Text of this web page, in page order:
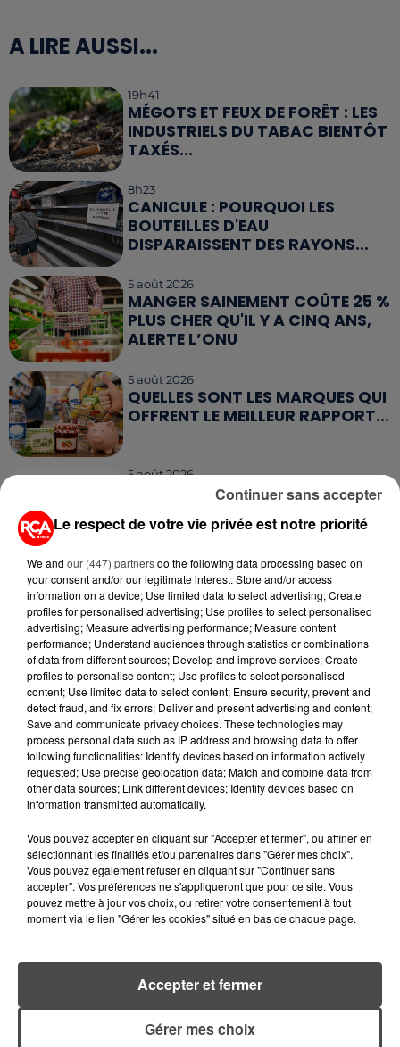
A LIRE AUSSI...
19h41
MÉGOTS ET FEUX DE FORÊT : LES
INDUSTRIELS DU TABAC BIENTÔT
TAXÉS...
8h23
CANICULE : POURQUOI LES
BOUTEILLES D'EAU
DISPARAISSENT DES RAYONS...
5 août 2026
MANGER SAINEMENT COÛTE 25 %
PLUS CHER QU'IL Y A CINQ ANS,
ALERTE L’ONU
5 août 2026
QUELLES SONT LES MARQUES QUI
OFFRENT LE MEILLEUR RAPPORT...
5 août 2026
MOUCHES : LES 5 RÉFLEXES À
L'INVASION CET ÉTÉ...
4 août 2026
ÉCLIPSE SOLAIRE DU 12 AOÛT : LA
RUÉE VERS LES LUNETTES DE...
RETROUVEZ TOUTE L'ACTU DE LA RÉGION ET
RECEVEZ LES ALERTES INFOS DE LA RÉDACTION
EN TÉLÉCHARGEANT L'APPLICATION MOBILE
RCA
LA RÉDACTION
RCA
Voir toute l'équipe RCA
Le respect de votre vie privée est notre priorité
We and our (447) partnersdo the following data processing based on
your consent and/or our legitimate interest: Store and/or access
information on a device; Use limited data to select advertising; Create
profiles for personalised advertising; Use profiles to select personalised
advertising; Measure advertising performance; Measure content
performance; Understand audiences through statistics or combinations
of data from different sources; Develop and improve services; Create
profiles to personalise content; Use profiles to select personalised
content; Use limited data to select content; Ensure security, prevent and
detect fraud, and fix errors; Deliver and present advertising and content;
Save and communicate privacy choices. These technologies may
process personal data such as IP address and browsing data to offer
following functionalities: Identify devices based on information actively
requested; Use precise geolocation data; Match and combine data from
other data sources; Link different devices; Identify devices based on
information transmitted automatically.
Vous pouvez accepter en cliquant sur "Accepter et fermer", ou affiner en
sélectionnant les finalités et/ou partenaires dans "Gérer mes choix".
Vous pouvez également refuser en cliquant sur "Continuer sans
accepter". Vos préférences ne s'appliqueront que pour ce site. Vous
pouvez mettre à jour vos choix, ou retirer votre consentement à tout
moment via le lien "Gérer les cookies" situé en bas de chaque page.
Gérer mes choix
Accepter et fermer
Continuer sans accepter